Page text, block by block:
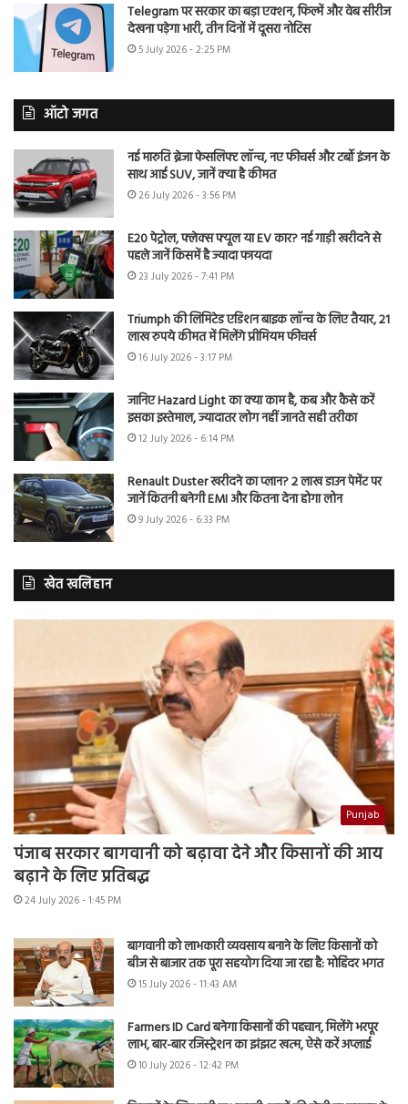
Telegram पर सरकार का बड़ा एक्शन, फिल्में और वेब सीरीज
देखना पड़ेगा भारी, तीन दिनों में दूसरा नोटिस
5 July 2026 - 2:25 PM
ऑटो जगत
नई मारुति ब्रेजा फेसलिफ्ट लॉन्च, नए फीचर्स और टर्बो इंजन के
साथ आई SUV, जानें क्या है कीमत
26 July 2026 - 3:56 PM
E20 पेट्रोल, फ्लेक्स फ्यूल या EV कार? नई गाड़ी खरीदने से
पहले जानें किसमें है ज्यादा फायदा
23 July 2026 - 7:41 PM
Triumph की लिमिटेड एडिशन बाइक लॉन्च के लिए तैयार, 21
लाख रुपये कीमत में मिलेंगे प्रीमियम फीचर्स
16 July 2026 - 3:17 PM
जानिए Hazard Light का क्या काम है, कब और कैसे करें
इसका इस्तेमाल, ज्यादातर लोग नहीं जानते सही तरीका
12 July 2026 - 6:14 PM
Renault Duster खरीदने का प्लान? 2 लाख डाउन पेमेंट पर
जानें कितनी बनेगी EMI और कितना देना होगा लोन
9 July 2026 - 6:33 PM
खेत खलिहान
Punjab
पंजाब सरकार बागवानी को बढ़ावा देने और किसानों की आय
बढ़ाने के लिए प्रतिबद्ध
24 July 2026 - 1:45 PM
बागवानी को लाभकारी व्यवसाय बनाने के लिए किसानों को
बीज से बाजार तक पूरा सहयोग दिया जा रहा है: मोहिंदर भगत
15 July 2026 - 11:43 AM
Farmers ID Card बनेगा किसानों की पहचान, मिलेंगे भरपूर
लाभ, बार-बार रजिस्ट्रेशन का झंझट खत्म, ऐसे करें अप्लाई
10 July 2026 - 12:42 PM